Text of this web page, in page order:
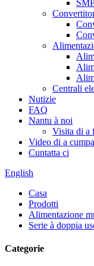
Centrali
Nutizie
FAQ
Nantu à noi
Visita di a
Video di a
Cuntatta ci
English
Casa
Prodotti
Alimentazione
Serie à doppia
Categorie